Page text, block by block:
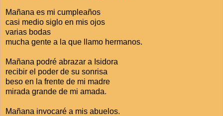
Mañana es mi cumpleaños
casi medio siglo en mis ojos
varias bodas
mucha gente a la que llamo hermanos.
Mañana podré abrazar a Isidora
recibir el poder de su sonrisa
beso en la frente de mi madre
mirada grande de mi amada.
Mañana invocaré a mis abuelos.